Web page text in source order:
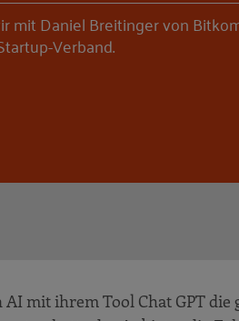
mit Daniel Breitinger von
Verband.
mit ihrem Tool Chat GPT die